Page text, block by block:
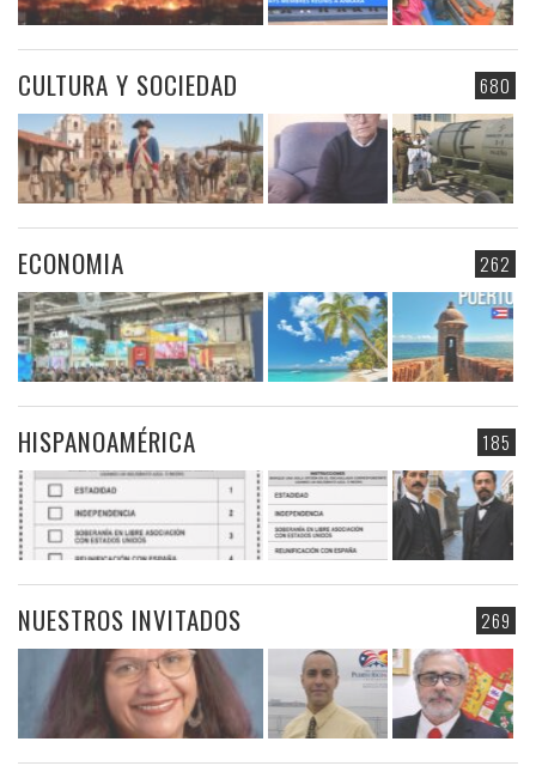
680
CULTURA Y SOCIEDAD
262
ECONOMIA
185
HISPANOAMÉRICA
269
NUESTROS INVITADOS